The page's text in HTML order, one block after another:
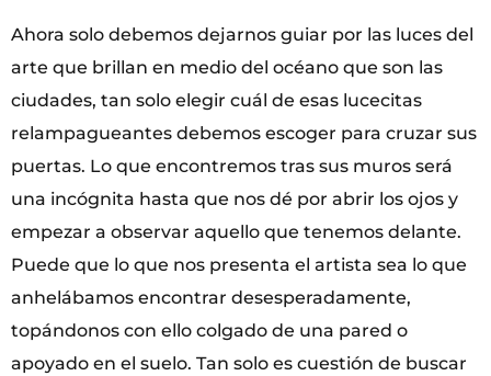
Ahora solo debemos dejarnos guiar por las luces del
arte que brillan en medio del océano que son las
ciudades, tan solo elegir cuál de esas lucecitas
relampagueantes debemos escoger para cruzar sus
puertas. Lo que encontremos tras sus muros será
una incógnita hasta que nos dé por abrir los ojos y
empezar a observar aquello que tenemos delante.
Puede que lo que nos presenta el artista sea lo que
anhelábamos encontrar desesperadamente,
topándonos con ello colgado de una pared o
apoyado en el suelo. Tan solo es cuestión de buscar